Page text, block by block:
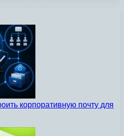
корпоративную почту для